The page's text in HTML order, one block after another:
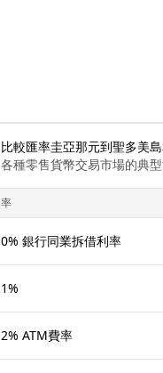
比較匯率圭亞那元到聖多美
各種零售貨幣交易市場的典
率
0% 銀行同業拆借利率
1%
2% ATM費率